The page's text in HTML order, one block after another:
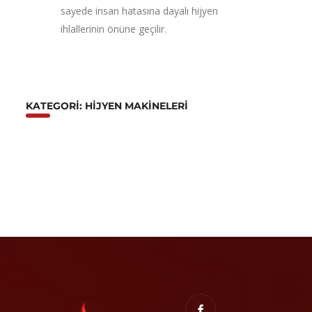
sayede insan hatasına dayalı hijyen
ihlallerinin önüne geçilir.
KATEGORI: HIJYEN MAKINELERI